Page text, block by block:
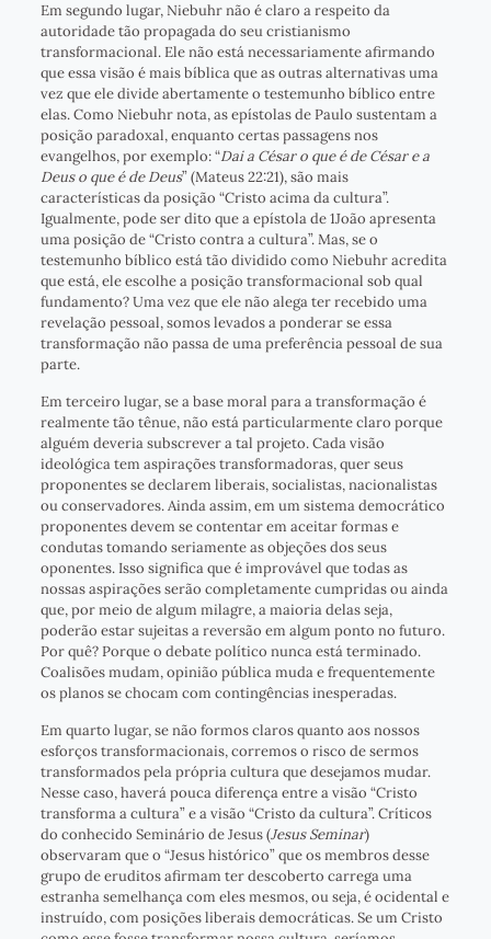
Em segundo lugar, Niebuhr não é claro a respeito da
autoridade tão propagada do seu cristianismo
transformacional. Ele não está necessariamente afirmando
que essa visão é mais bíblica que as outras alternativas uma
vez que ele divide abertamente o testemunho bíblico entre
elas. Como Niebuhr nota, as epístolas de Paulo sustentam a
posição paradoxal, enquanto certas passagens nos
evangelhos, por exemplo: “Dai a César o que é de César e a
Deus o que é de Deus” (Mateus 22:21), são mais
características da posição “Cristo acima da cultura”.
Igualmente, pode ser dito que a epístola de 1João apresenta
uma posição de “Cristo contra a cultura”. Mas, se o
testemunho bíblico está tão dividido como Niebuhr acredita
que está, ele escolhe a posição transformacional sob qual
fundamento? Uma vez que ele não alega ter recebido uma
revelação pessoal, somos levados a ponderar se essa
transformação não passa de uma preferência pessoal de sua
parte.
Em terceiro lugar, se a base moral para a transformação é
realmente tão tênue, não está particularmente claro porque
alguém deveria subscrever a tal projeto. Cada visão
ideológica tem aspirações transformadoras, quer seus
proponentes se declarem liberais, socialistas, nacionalistas
ou conservadores. Ainda assim, em um sistema democrático
proponentes devem se contentar em aceitar formas e
condutas tomando seriamente as objeções dos seus
oponentes. Isso significa que é improvável que todas as
nossas aspirações serão completamente cumpridas ou ainda
que, por meio de algum milagre, a maioria delas seja,
poderão estar sujeitas a reversão em algum ponto no futuro.
Por quê? Porque o debate político nunca está terminado.
Coalisões mudam, opinião pública muda e frequentemente
os planos se chocam com contingências inesperadas.
Em quarto lugar, se não formos claros quanto aos nossos
esforços transformacionais, corremos o risco de sermos
transformados pela própria cultura que desejamos mudar.
Nesse caso, haverá pouca diferença entre a visão “Cristo
transforma a cultura” e a visão “Cristo da cultura”. Críticos
do conhecido Seminário de Jesus (Jesus Seminar)
observaram que o “Jesus histórico” que os membros desse
grupo de eruditos afirmam ter descoberto carrega uma
estranha semelhança com eles mesmos, ou seja, é ocidental e
instruído, com posições liberais democráticas. Se um Cristo